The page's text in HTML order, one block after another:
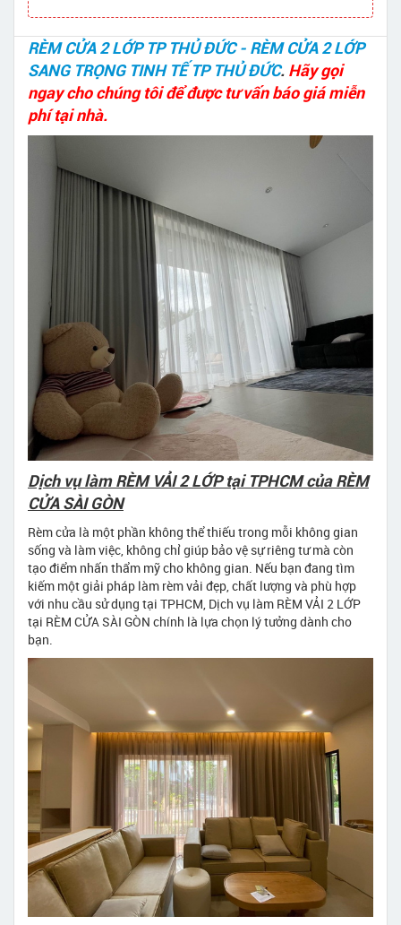
RÈM CỬA 2 LỚP TP THỦ ĐỨC - RÈM CỬA 2 LỚP
SANG TRỌNG TINH TẾ TP THỦ ĐỨC. Hãy gọi
ngay cho chúng tôi để được tư vấn báo giá miễn
phí tại nhà.
Dịch vụ làm RÈM VẢI 2 LỚP tại TPHCM của RÈM
CỬA SÀI GÒN
Rèm cửa là một phần không thể thiếu trong mỗi không gian
sống và làm việc, không chỉ giúp bảo vệ sự riêng tư mà còn
tạo điểm nhấn thẩm mỹ cho không gian. Nếu bạn đang tìm
kiếm một giải pháp làm rèm vải đẹp, chất lượng và phù hợp
với nhu cầu sử dụng tại TPHCM, Dịch vụ làm RÈM VẢI 2 LỚP
tại RÈM CỬA SÀI GÒN chính là lựa chọn lý tưởng dành cho
bạn.